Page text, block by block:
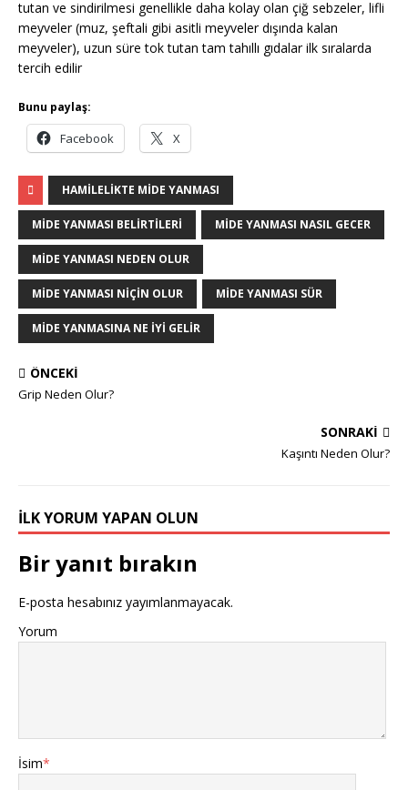
tutan ve sindirilmesi genellikle daha kolay olan çiğ sebzeler, lifli
meyveler (muz, şeftali gibi asitli meyveler dışında kalan
meyveler), uzun süre tok tutan tam tahıllı gıdalar ilk sıralarda
tercih edilir
Bunu paylaş:
Facebook X
HAMILELIKTE MIDE YANMASI
MIDE YANMASI BELIRTILERI MIDE YANMASI NASIL GECER
MIDE YANMASI NEDEN OLUR
MIDE YANMASI NIÇIN OLUR MIDE YANMASI SÜR
MIDE YANMASINA NE IYI GELIR
ÖNCEKI
Grip Neden Olur?
SONRAKI
Kaşıntı Neden Olur?
İLK YORUM YAPAN OLUN
Bir yanıt bırakın
E-posta hesabınız yayımlanmayacak.
Yorum
İsim*